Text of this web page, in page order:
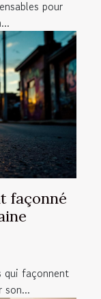
pour
façonné
qui façonnent
son...